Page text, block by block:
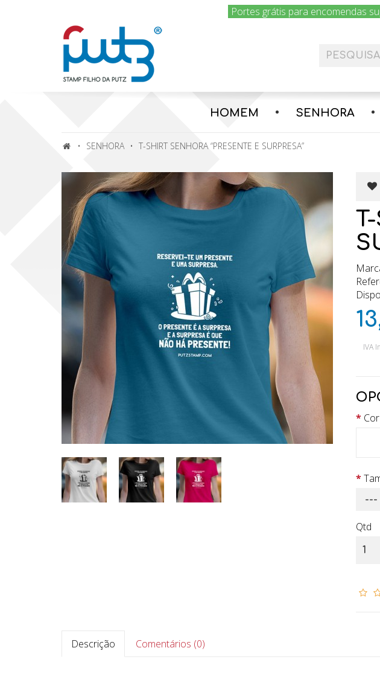
Portes grátis para encomendas
Encomenda
HOMEM SENHORA
SENHORA T-SHIRT SENHORA “PRESENTE E SURPRESA”
IVA
Cor
Qtd
Descrição Comentários (0)